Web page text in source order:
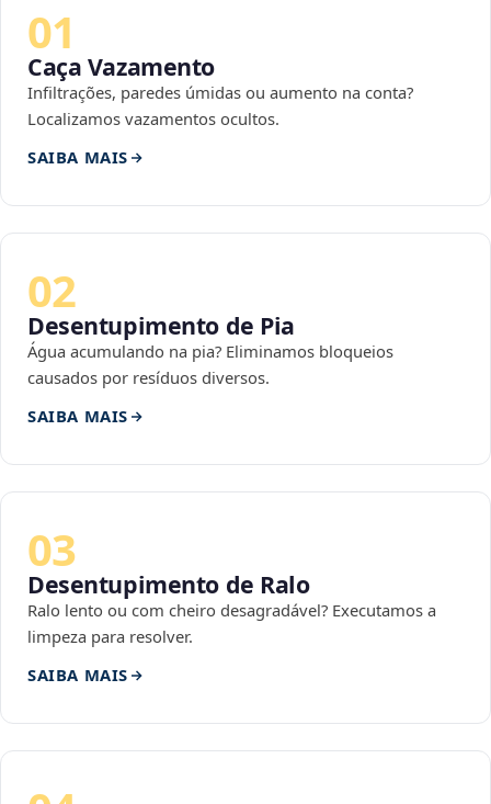
01
Caça Vazamento
Infiltrações, paredes úmidas ou aumento na conta?
Localizamos vazamentos ocultos.
SAIBA MAIS
02
Desentupimento de Pia
Água acumulando na pia? Eliminamos bloqueios
causados por resíduos diversos.
SAIBA MAIS
03
Desentupimento de Ralo
Ralo lento ou com cheiro desagradável? Executamos a
limpeza para resolver.
SAIBA MAIS